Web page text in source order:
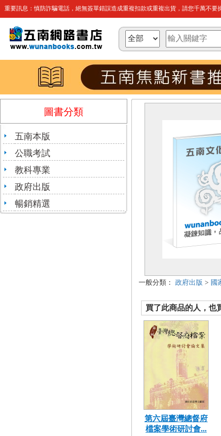
重要訊息：慎防詐騙電話，絕無簽單錯誤造成重複扣款或重複出貨，請您千萬不要
圖書分類
五南本版
公職考試
教科專業
政府出版
暢銷精選
一般分類： 政府出版 > 國
買了此商品的人，也
第六屆臺灣總督府
檔案學術研討會...